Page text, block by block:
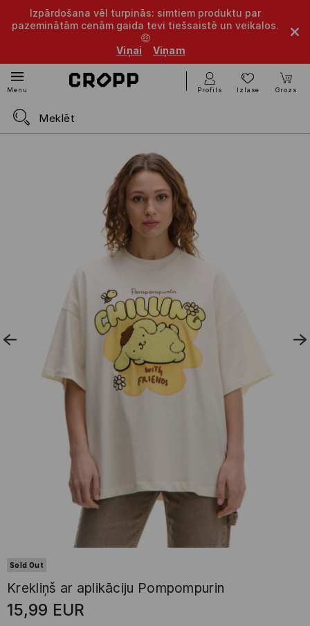
Izpārdošana vēl turpinās: simtiem produktu par
pazeminātām cenām gaida tevi tiešsaistē un veikalos.
🤑
Viņai
Viņam
Menu Profils Izlase Grozs
Sold Out
Krekliņš ar aplikāciju Pompompurin
15,99 EUR